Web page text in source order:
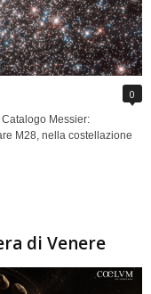
0
Messier:
M28, nella costellazione
di Venere